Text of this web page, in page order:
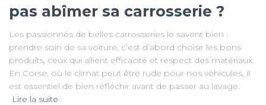
pas abîmer sa carrosserie ?
Les passionnés de belles carrosseries le savent bien :
prendre soin de sa voiture, c’est d’abord choisir les bons
produits, ceux qui allient efficacité et respect des matériaux.
En Corse, où le climat peut être rude pour nos véhicules, il
est essentiel de bien réfléchir avant de passer au lavage.
Lire la suite